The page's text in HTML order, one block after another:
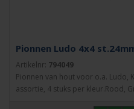
Pionnen Ludo 4x4
Artikelnr: 794049
Pionnen van hout voor o.a. Ludo,
assortie, 4 stuks per kleur.Rood,